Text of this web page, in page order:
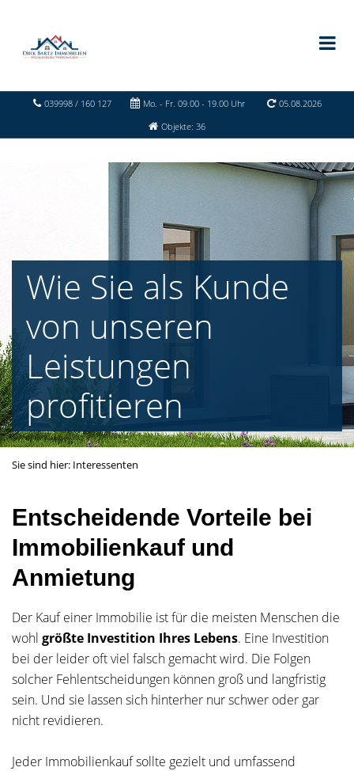
039998 / 160 127 Mo. - Fr. 09.00 - 19.00 Uhr
05.08.2026
Objekte: 36
Wie Sie als Kunde
von unseren
Leistungen
profitieren
Sie sind hier: Interessenten
Entscheidende Vorteile bei
Immobilienkauf und
Anmietung
Der Kauf einer Immobilie ist für die meisten Menschen die
wohl größte Investition Ihres Lebens. Eine Investition
bei der leider oft viel falsch gemacht wird. Die Folgen
solcher Fehlentscheidungen können groß und langfristig
sein. Und sie lassen sich hinterher nur schwer oder gar
nicht revidieren.
Jeder Immobilienkauf sollte gezielt und umfassend